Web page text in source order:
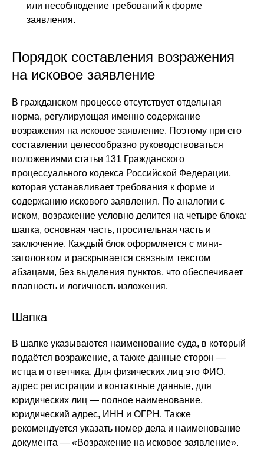
или несоблюдение требований к форме
заявления.
Порядок составления возражения
на исковое заявление
В гражданском процессе отсутствует отдельная
норма, регулирующая именно содержание
возражения на исковое заявление. Поэтому при его
составлении целесообразно руководствоваться
положениями статьи 131 Гражданского
процессуального кодекса Российской Федерации,
которая устанавливает требования к форме и
содержанию искового заявления. По аналогии с
иском, возражение условно делится на четыре блока:
шапка, основная часть, просительная часть и
заключение. Каждый блок оформляется с мини-
заголовком и раскрывается связным текстом
абзацами, без выделения пунктов, что обеспечивает
плавность и логичность изложения.
Шапка
В шапке указываются наименование суда, в который
подаётся возражение, а также данные сторон —
истца и ответчика. Для физических лиц это ФИО,
адрес регистрации и контактные данные, для
юридических лиц — полное наименование,
юридический адрес, ИНН и ОГРН. Также
рекомендуется указать номер дела и наименование
документа — «Возражение на исковое заявление».